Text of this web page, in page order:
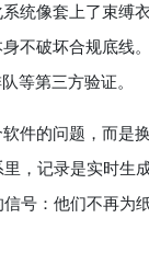
统像套上了束
不破坏合规底线
等第三方验证。
的问题，而是
，记录是实时
号：他们不再